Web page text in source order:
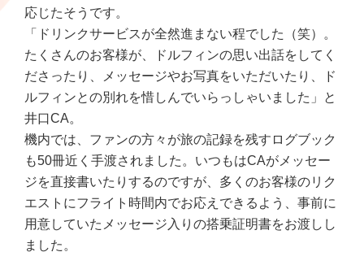
応じたそうです。
「ドリンクサービスが全然進まない程でした（笑）。
たくさんのお客様が、ドルフィンの思い出話をしてく
ださったり、メッセージやお写真をいただいたり、ド
ルフィンとの別れを惜しんでいらっしゃいました」と
井口CA。
機内では、ファンの方々が旅の記録を残すログブック
も50冊近く手渡されました。いつもはCAがメッセー
ジを直接書いたりするのですが、多くのお客様のリク
エストにフライト時間内でお応えできるよう、事前に
用意していたメッセージ入りの搭乗証明書をお渡しし
ました。